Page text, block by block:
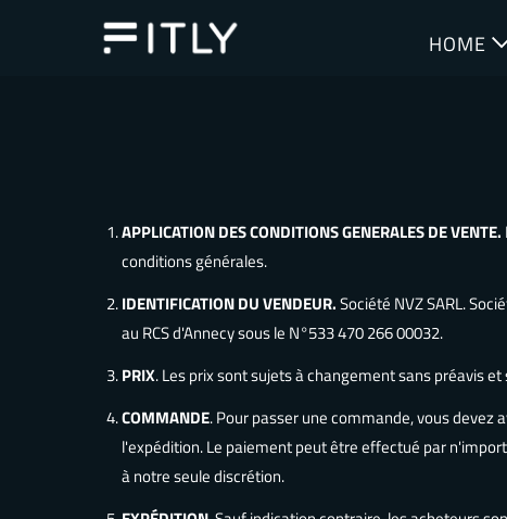
HOME
APPLICATION DES CONDITIONS GENERALES DE VENTE.
conditions générales.
IDENTIFICATION DU VENDEUR.Société NVZ SARL.
au RCS d'Annecy sous le N°533 470 266 00032.
PRIX. Les prix sont sujets à changement sans préavis
COMMANDE. Pour passer une commande, vous devez
l'expédition. Le paiement peut être effectué par
à notre seule discrétion.